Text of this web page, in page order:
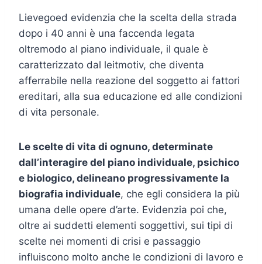
Lievegoed evidenzia che la scelta della strada
dopo i 40 anni è una faccenda legata
oltremodo al piano individuale, il quale è
caratterizzato dal leitmotiv, che diventa
afferrabile nella reazione del soggetto ai fattori
ereditari, alla sua educazione ed alle condizioni
di vita personale.
Le scelte di vita di ognuno, determinate
dall’interagire del piano individuale, psichico
e biologico, delineano progressivamente la
biografia individuale, che egli considera la più
umana delle opere d’arte. Evidenzia poi che,
oltre ai suddetti elementi soggettivi, sui tipi di
scelte nei momenti di crisi e passaggio
influiscono molto anche le condizioni di lavoro e